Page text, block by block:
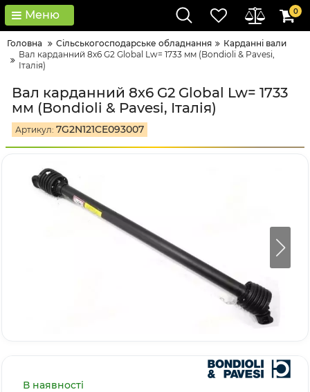
Меню 0
Головна Сільськогосподарське обладнання
Карданні вали
Вал карданний 8х6 G2 Global Lw= 1733 мм (Bondioli & Pavesi,
Італія)
Вал карданний 8х6 G2 Global Lw= 1733
мм (Bondioli & Pavesi, Італія)
Артикул: 7G2N121CE093007
В наявності